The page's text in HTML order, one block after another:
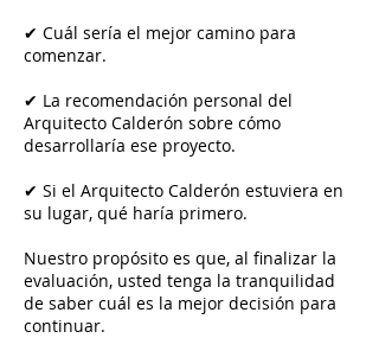
✔ Cuál sería el mejor camino para
comenzar.
✔ La recomendación personal del
Arquitecto Calderón sobre cómo
desarrollaría ese proyecto.
✔ Si el Arquitecto Calderón estuviera en
su lugar, qué haría primero.
Nuestro propósito es que, al finalizar la
evaluación, usted tenga la tranquilidad
de saber cuál es la mejor decisión para
continuar.